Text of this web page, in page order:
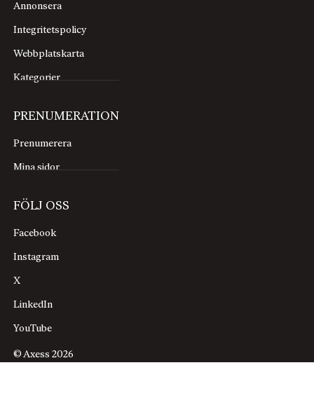
Annonsera
Integritetspolicy
Webbplatskarta
Kategorier
PRENUMERATION
Prenumerera
Mina sidor
FÖLJ OSS
Facebook
Instagram
X
LinkedIn
YouTube
© Axess 2026